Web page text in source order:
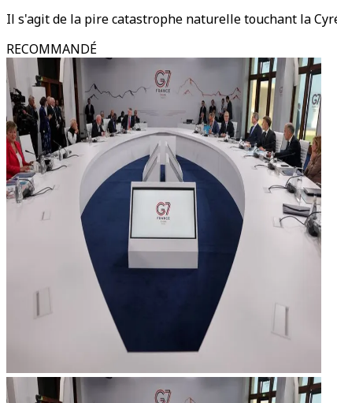
Il s'agit de la pire catastrophe naturelle touchant la
RECOMMANDÉ